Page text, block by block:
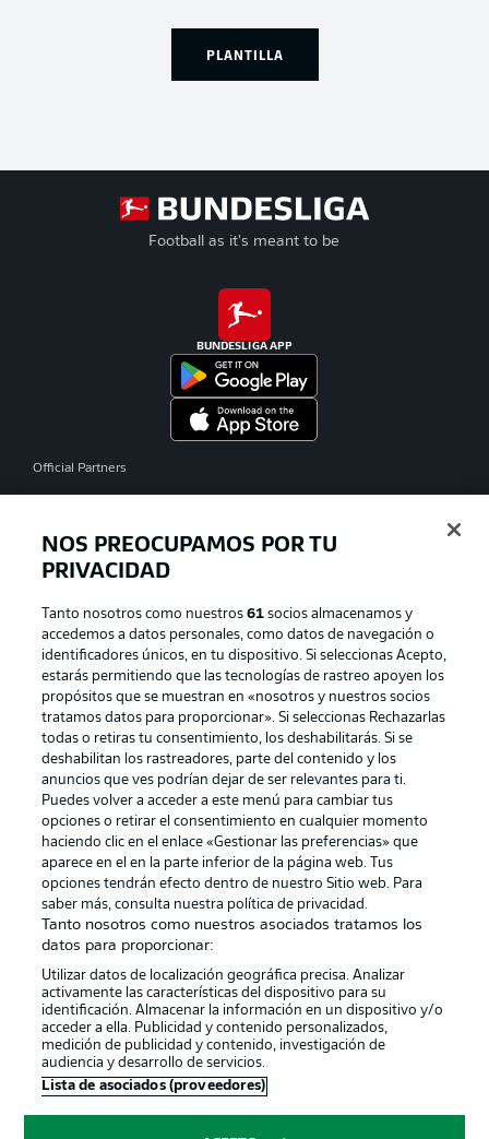
PLANTILLA
Football as it's meant to be
BUNDESLIGA APP
Official Partners
Publicidad Aviso legal
Gestionar las preferencias Declaracion de privacidad
Canales Trabajos
Jugadores Condiciones de uso
Sello Editorial Contacto
© 2026 Bundesliga-Gruppe GmbH
Elegir idioma
NOS PREOCUPAMOS POR TU
PRIVACIDAD
Tanto nosotros como nuestros61 socios almacenamos y
accedemos a datos personales, como datos de navegación o
identificadores únicos, en tu dispositivo. Si seleccionas Acepto,
estarás permitiendo que las tecnologías de rastreo apoyen los
propósitos que se muestran en «nosotros y nuestros socios
tratamos datos para proporcionar». Si seleccionas Rechazarlas
todas o retiras tu consentimiento, los deshabilitarás. Si se
deshabilitan los rastreadores, parte del contenido y los
anuncios que ves podrían dejar de ser relevantes para ti.
Puedes volver a acceder a este menú para cambiar tus
opciones o retirar el consentimiento en cualquier momento
haciendo clic en el enlace «Gestionar las preferencias» que
aparece en el en la parte inferior de la página web. Tus
opciones tendrán efecto dentro de nuestro Sitio web. Para
saber más, consulta nuestra política de privacidad.
Tanto nosotros como nuestros asociados tratamos los
datos para proporcionar:
Utilizar datos de localización geográfica precisa. Analizar
activamente las características del dispositivo para su
identificación. Almacenar la información en un dispositivo y/o
acceder a ella. Publicidad y contenido personalizados,
medición de publicidad y contenido, investigación de
audiencia y desarrollo de servicios.
Lista de asociados (proveedores)